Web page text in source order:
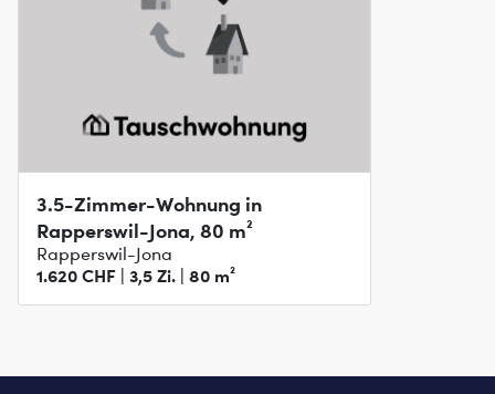
3.5-Zimmer-Wohnung in
Rapperswil-Jona, 80 m²
Rapperswil-Jona
1.620 CHF | 3,5 Zi. | 80 m²